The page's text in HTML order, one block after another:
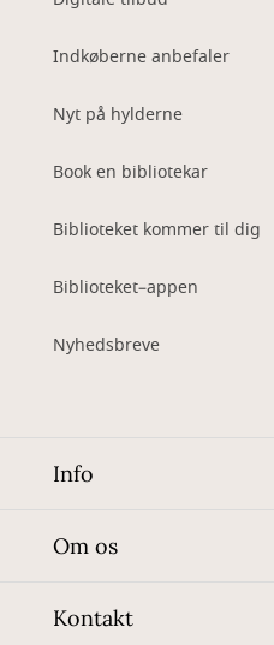
Indkøberne anbefaler
Nyt på hylderne
Book en bibliotekar
Biblioteket kommer til dig
Biblioteket–appen
Nyhedsbreve
Info
Om os
Kontakt